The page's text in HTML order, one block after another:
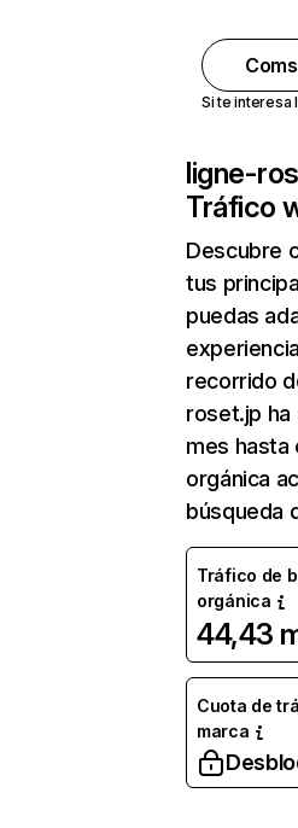
Si te interesa
ligne-
Tráfico
Descubre
tus
puedas
recorrido
roset.jp ha
mes hasta
orgánica
búsqueda
Tráfico de
orgánica
44,43
Cuota de
marca